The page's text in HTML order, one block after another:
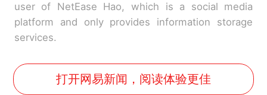
user of NetEase Hao, which is a social media
platform and only provides information storage
services.
打开网易新闻，阅读体验更佳